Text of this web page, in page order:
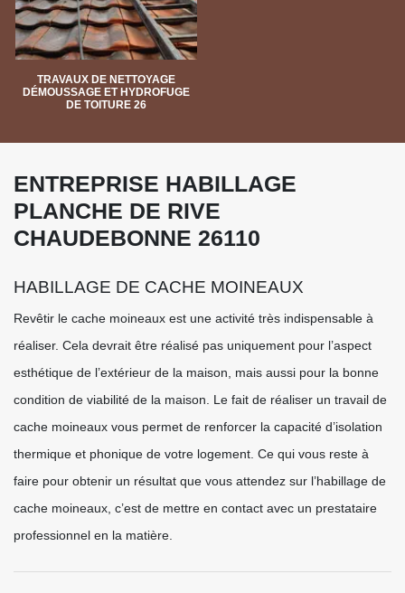
TRAVAUX DE NETTOYAGE
DÉMOUSSAGE ET HYDROFUGE
DE TOITURE 26
ENTREPRISE HABILLAGE
PLANCHE DE RIVE
CHAUDEBONNE 26110
HABILLAGE DE CACHE MOINEAUX
Revêtir le cache moineaux est une activité très indispensable à
réaliser. Cela devrait être réalisé pas uniquement pour l’aspect
esthétique de l’extérieur de la maison, mais aussi pour la bonne
condition de viabilité de la maison. Le fait de réaliser un travail de
cache moineaux vous permet de renforcer la capacité d’isolation
thermique et phonique de votre logement. Ce qui vous reste à
faire pour obtenir un résultat que vous attendez sur l’habillage de
cache moineaux, c’est de mettre en contact avec un prestataire
professionnel en la matière.